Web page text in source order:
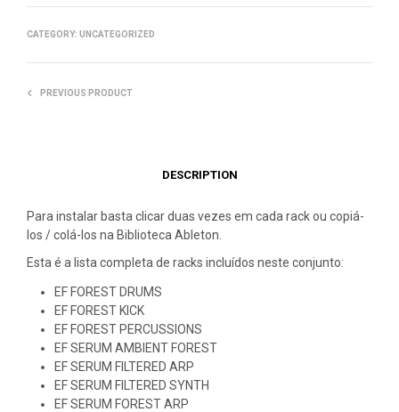
CATEGORY: UNCATEGORIZED
PREVIOUS PRODUCT
DESCRIPTION
Para instalar basta clicar duas vezes em cada rack ou copiá-
los / colá-los na Biblioteca Ableton.
Esta é a lista completa de racks incluídos neste conjunto:
EF FOREST DRUMS
EF FOREST KICK
EF FOREST PERCUSSIONS
EF SERUM AMBIENT FOREST
EF SERUM FILTERED ARP
EF SERUM FILTERED SYNTH
EF SERUM FOREST ARP